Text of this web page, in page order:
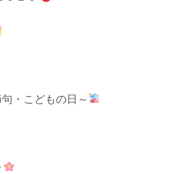
・こどもの日～